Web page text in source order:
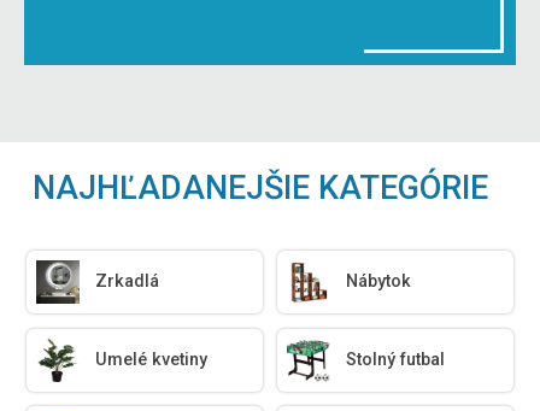
NAJHĽADANEJŠIE KATEGÓRIE
Zrkadlá Nábytok
Umelé kvetiny Stolný futbal